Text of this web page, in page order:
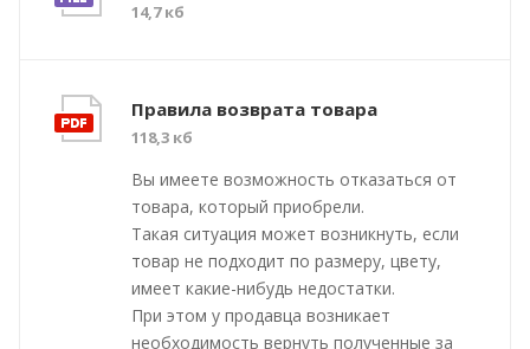
14,7 кб
Правила возврата товара
118,3 кб
Вы имеете возможность отказаться от
товара, который приобрели.
Такая ситуация может возникнуть, если
товар не подходит по размеру, цвету,
имеет какие-нибудь недостатки.
При этом у продавца возникает
необходимость вернуть полученные за